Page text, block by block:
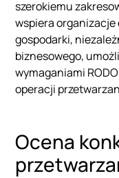
szerokiemu
wspiera
gospodarki,
biznesowego,
wymaganiami
operacji
Ocena